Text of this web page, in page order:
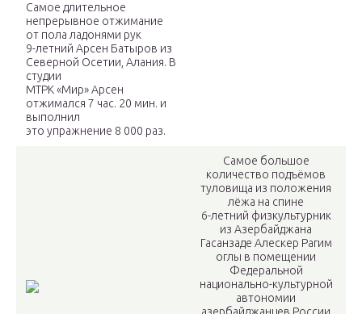
Самое длительное
непрерывное отжимание
от пола ладонями рук
9-летний Арсен Батыров из
Северной Осетии, Алания. В
студии
МТРК «Мир» Арсен
отжимался 7 час. 20 мин. и
выполнил
это упражнение 8 000 раз.
Самое большое
количество подъёмов
туловища из положения
лёжа на спине
6-летний физкультурник
из Азербайджана
Гасанзаде Алескер Рагим
оглы в помещении
Федеральной
национально-культурной
автономии